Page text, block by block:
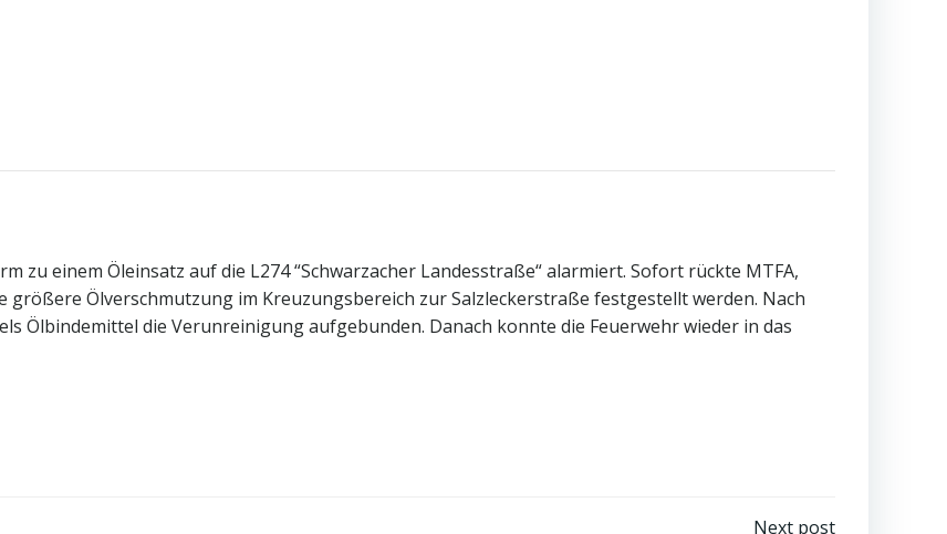
zu einem Öleinsatz auf die L274 “Schwarzacher Landesstraße“ alarmiert. Sofort rückte MTFA,
größere Ölverschmutzung im Kreuzungsbereich zur Salzleckerstraße festgestellt werden. Nach
Ölbindemittel die Verunreinigung aufgebunden. Danach konnte die Feuerwehr wieder in das
Next post